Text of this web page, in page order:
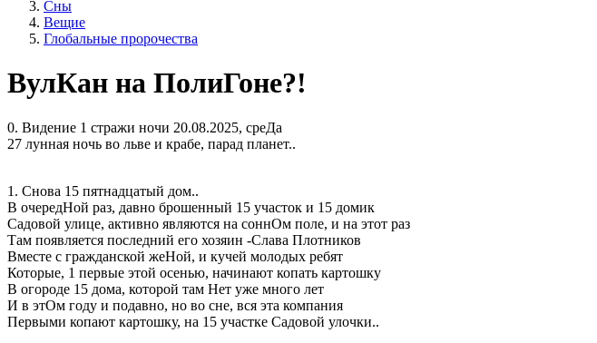
Сны
Вещие
Глобальные пророчества
ВулКан на ПолиГоне?!
0. Видение 1 стражи ночи 20.08.2025, среДа
27 лунная ночь во льве и крабе, парад планет..
1. Снова 15 пятнадцатый дом..
В очередНой раз, давно брошенный 15 участок и 15 домик
Садовой улице, активно являются на соннОм поле, и на этот раз
Там появляется последний его хозяин -Слава Плотников
Вместе с гражданской жеНой, и кучей молодых ребят
Которые, 1 первые этой осенью, начинают копать картошку
В огороде 15 дома, которой там Нет уже много лет
И в этОм году и подавно, но во сне, вся эта компания
Первыми копают картошку, на 15 участке Садовой улочки..